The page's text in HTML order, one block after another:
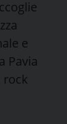
e
Pavia
rock